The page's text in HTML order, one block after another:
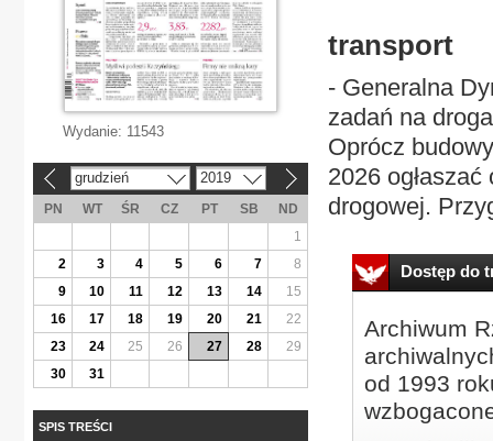
transport
- Generalna
zadań na
Oprócz
2026
drogowej.
Dostęp do
Archiwum
od 1993
Wydanie: 11543
grudzień 2019
PN WT ŚR CZ PT SB
ND
1
2
3 4 5 6 7
8
9
10 11 12 13 14
15
16
17 18 19 20 21
22
23
24 25 26 27 28
29
30
31
SPIS TREŚCI